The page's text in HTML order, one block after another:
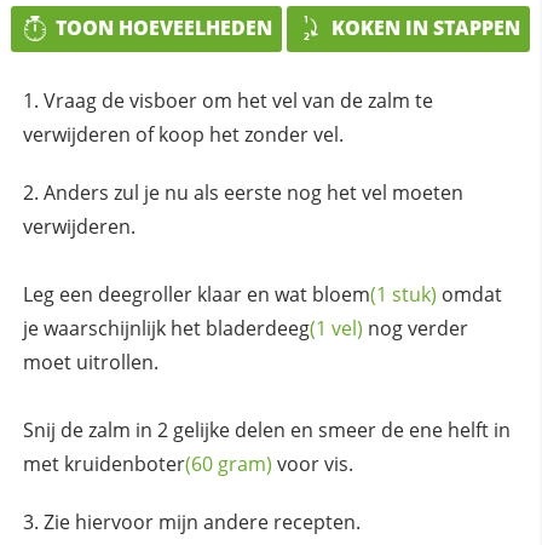
TOON HOEVEELHEDEN KOKEN IN STAPPEN
Vraag de visboer om het vel van de zalm te
verwijderen of koop het zonder vel.
Anders zul je nu als eerste nog het vel moeten
verwijderen.
Leg een deegroller klaar en wat bloem(1 stuk) omdat
je waarschijnlijk het bladerdeeg(1 vel) nog verder
moet uitrollen.
Snij de zalm in 2 gelijke delen en smeer de ene helft in
met kruidenboter(60 gram) voor vis.
Zie hiervoor mijn andere recepten.